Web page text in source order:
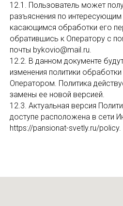
12.1. Пользователь может
разъяснения по
касающимся обработки его
обратившись к Оператору с
почты bykovio@mail.ru.
12.2. В данном документе
изменения политики
Оператором. Политика
замены ее новой версией.
12.3. Актуальная версия
доступе расположена в сети
https://pansionat-svetly.ru/policy.